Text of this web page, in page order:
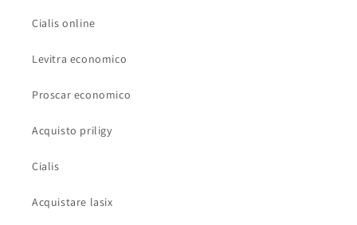
Cialis online
Levitra economico
Proscar economico
Acquisto priligy
Cialis
Acquistare lasix